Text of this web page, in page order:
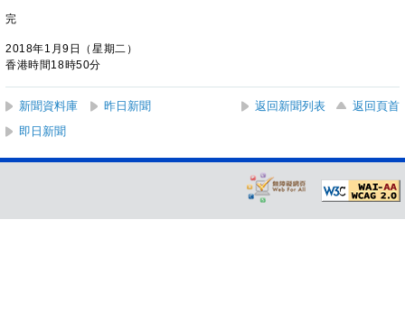
完
2018年1月9日（星期二）
香港時間18時50分
新聞資料庫 昨日新聞 返回新聞列表
返回頁首
即日新聞